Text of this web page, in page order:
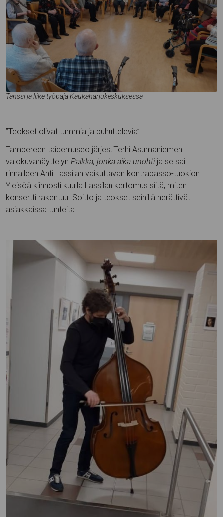
Tanssi ja liike työpaja Kaukaharjukeskuksessa
”Teokset olivat tummia ja puhuttelevia”
Tampereen taidemuseo järjestiTerhi Asumaniemen
valokuvanäyttelyn Paikka, jonka aika unohti ja se sai
rinnalleen Ahti Lassilan vaikuttavan kontrabasso-tuokion.
Yleisöä kiinnosti kuulla Lassilan kertomus siitä, miten
konsertti rakentuu. Soitto ja teokset seinillä herättivät
asiakkaissa tunteita.